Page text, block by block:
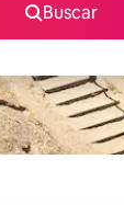
Buscar